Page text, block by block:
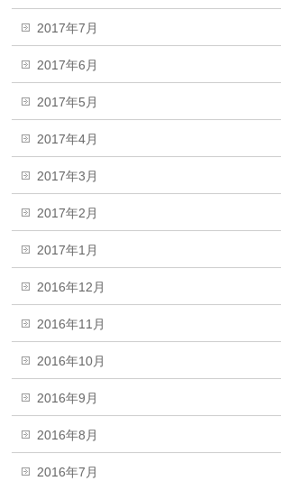
2017年7月
2017年6月
2017年5月
2017年4月
2017年3月
2017年2月
2017年1月
2016年12月
2016年11月
2016年10月
2016年9月
2016年8月
2016年7月